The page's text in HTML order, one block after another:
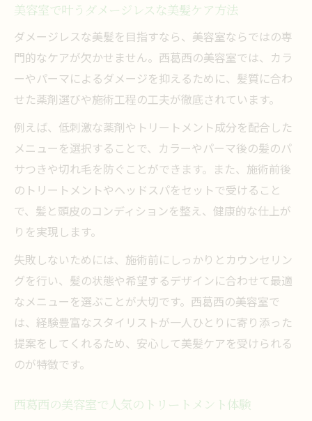
美容室で叶うダメージレスな美髪ケア方法
ダメージレスな美髪を目指すなら、美容室ならではの専
門的なケアが欠かせません。西葛西の美容室では、カラ
ーやパーマによるダメージを抑えるために、髪質に合わ
せた薬剤選びや施術工程の工夫が徹底されています。
例えば、低刺激な薬剤やトリートメント成分を配合した
メニューを選択することで、カラーやパーマ後の髪のパ
サつきや切れ毛を防ぐことができます。また、施術前後
のトリートメントやヘッドスパをセットで受けること
で、髪と頭皮のコンディションを整え、健康的な仕上が
りを実現します。
失敗しないためには、施術前にしっかりとカウンセリン
グを行い、髪の状態や希望するデザインに合わせて最適
なメニューを選ぶことが大切です。西葛西の美容室で
は、経験豊富なスタイリストが一人ひとりに寄り添った
提案をしてくれるため、安心して美髪ケアを受けられる
のが特徴です。
西葛西の美容室で人気のトリートメント体験